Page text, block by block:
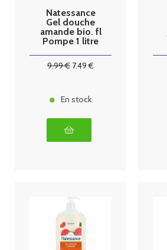
Natessance
Gel douche
amande bio. fl
Pompe 1 litre
9.99€ 7.49 €
En stock